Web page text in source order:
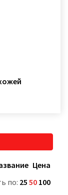
Цена
по: 25 50 100